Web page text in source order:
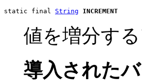
static final String INCREMENT
値を増分す
導入された